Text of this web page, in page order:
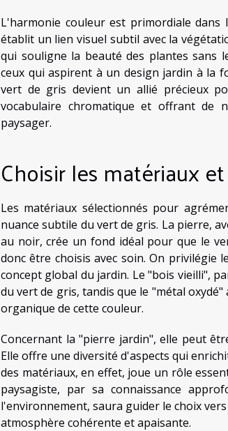
L'harmonie couleur est primordiale
établit un lien visuel subtil avec la
qui souligne la beauté des plantes sans
ceux qui aspirent à un design jardin à la
vert de gris devient un allié précieux
vocabulaire chromatique et offrant de
paysager.
Choisir les matériaux
Les matériaux sélectionnés pour
nuance subtile du vert de gris. La pierre,
au noir, crée un fond idéal pour que le
donc être choisis avec soin. On privilégie
concept global du jardin. Le "bois vieilli",
du vert de gris, tandis que le "métal
organique de cette couleur.
Concernant la "pierre jardin", elle peut
Elle offre une diversité d'aspects qui
des matériaux, en effet, joue un rôle
paysagiste, par sa connaissance
l'environnement, saura guider le choix
atmosphère cohérente et apaisante.